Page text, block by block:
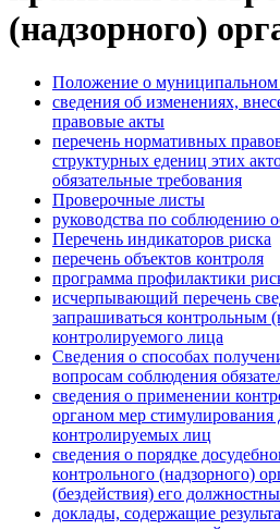
(надзорного)
Положение о
сведения об изменениях,
правовые акты
перечень нормативных
структурных едениц этих
обязательные требования
Проверочные листы
руководства по соблюдению
Перечень индикаторов риска
перечень объектов контроля
программа профилактики
исчерпывающий перечень
запрашиваться контрольным
контролируемого лица
Сведения о способах
вопросам соблюдения
сведения о применении
органом мер стимулирования
контролируемых лиц
сведения о порядке
контрольного (надзорного)
(бездействия) его
доклады, содержащие